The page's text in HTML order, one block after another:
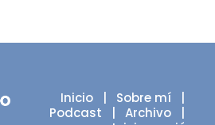
Inicio
   |
Sobre mí
   |
Podcast
Archivo
   |